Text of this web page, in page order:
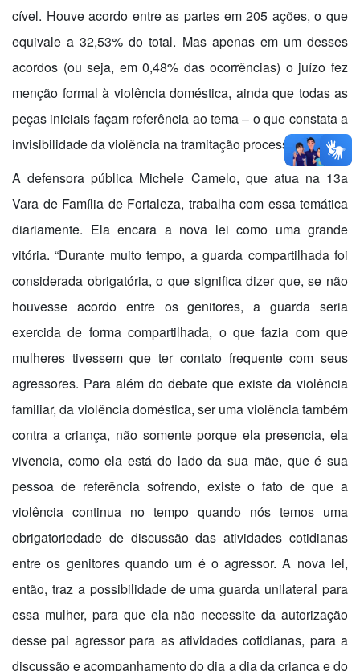
cível. Houve acordo entre as partes em 205 ações, o que
equivale a 32,53% do total. Mas apenas em um desses
acordos (ou seja, em 0,48% das ocorrências) o juízo fez
menção formal à violência doméstica, ainda que todas as
peças iniciais façam referência ao tema – o que constata a
invisibilidade da violência na tramitação processual.
A defensora pública Michele Camelo, que atua na 13a
Vara de Família de Fortaleza, trabalha com essa temática
diariamente. Ela encara a nova lei como uma grande
vitória. “Durante muito tempo, a guarda compartilhada foi
considerada obrigatória, o que significa dizer que, se não
houvesse acordo entre os genitores, a guarda seria
exercida de forma compartilhada, o que fazia com que
mulheres tivessem que ter contato frequente com seus
agressores. Para além do debate que existe da violência
familiar, da violência doméstica, ser uma violência também
contra a criança, não somente porque ela presencia, ela
vivencia, como ela está do lado da sua mãe, que é sua
pessoa de referência sofrendo, existe o fato de que a
violência continua no tempo quando nós temos uma
obrigatoriedade de discussão das atividades cotidianas
entre os genitores quando um é o agressor. A nova lei,
então, traz a possibilidade de uma guarda unilateral para
essa mulher, para que ela não necessite da autorização
desse pai agressor para as atividades cotidianas, para a
discussão e acompanhamento do dia a dia da criança e do